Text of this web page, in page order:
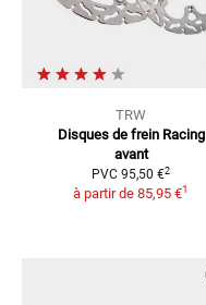
TRW
Disques de frein Racing
avant
PVC 95,50 €2
à partir de 85,95 €1